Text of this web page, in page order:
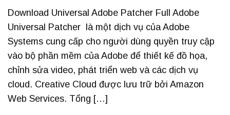
Download Universal Adobe Patcher Full Adobe
Universal Patcher là một dịch vụ của Adobe
Systems cung cấp cho người dùng quyền truy cập
vào bộ phần mềm của Adobe để thiết kế đồ họa,
chỉnh sửa video, phát triển web và các dịch vụ
cloud. Creative Cloud được lưu trữ bởi Amazon
Web Services. Tổng […]